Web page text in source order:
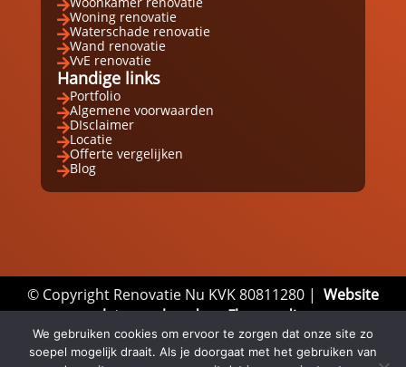

Woning renovatie
Waterschade renovatie
Wand renovatie
VvE renovatie
Handige links
Portfolio
Algemene voorwaarden
DIsclaimer
Locatie
Offerte vergelijken
Blog
© Copyright Renovatie Nu KVK 80811280 | Website
laten maken door Flexamedia
Privacyverklaring|Disclaimer| Algemene
Voorwaarden
We gebruiken cookies om ervoor te zorgen dat onze site zo
soepel mogelijk draait. Als je doorgaat met het gebruiken van